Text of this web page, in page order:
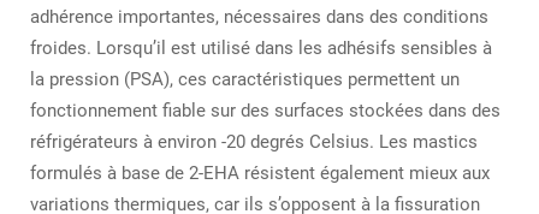
adhérence importantes, nécessaires dans des conditions
froides. Lorsqu’il est utilisé dans les adhésifs sensibles à
la pression (PSA), ces caractéristiques permettent un
fonctionnement fiable sur des surfaces stockées dans des
réfrigérateurs à environ -20 degrés Celsius. Les mastics
formulés à base de 2-EHA résistent également mieux aux
variations thermiques, car ils s’opposent à la fissuration